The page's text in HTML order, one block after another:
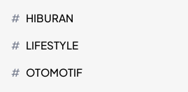
HIBURAN
LIFESTYLE
OTOMOTIF